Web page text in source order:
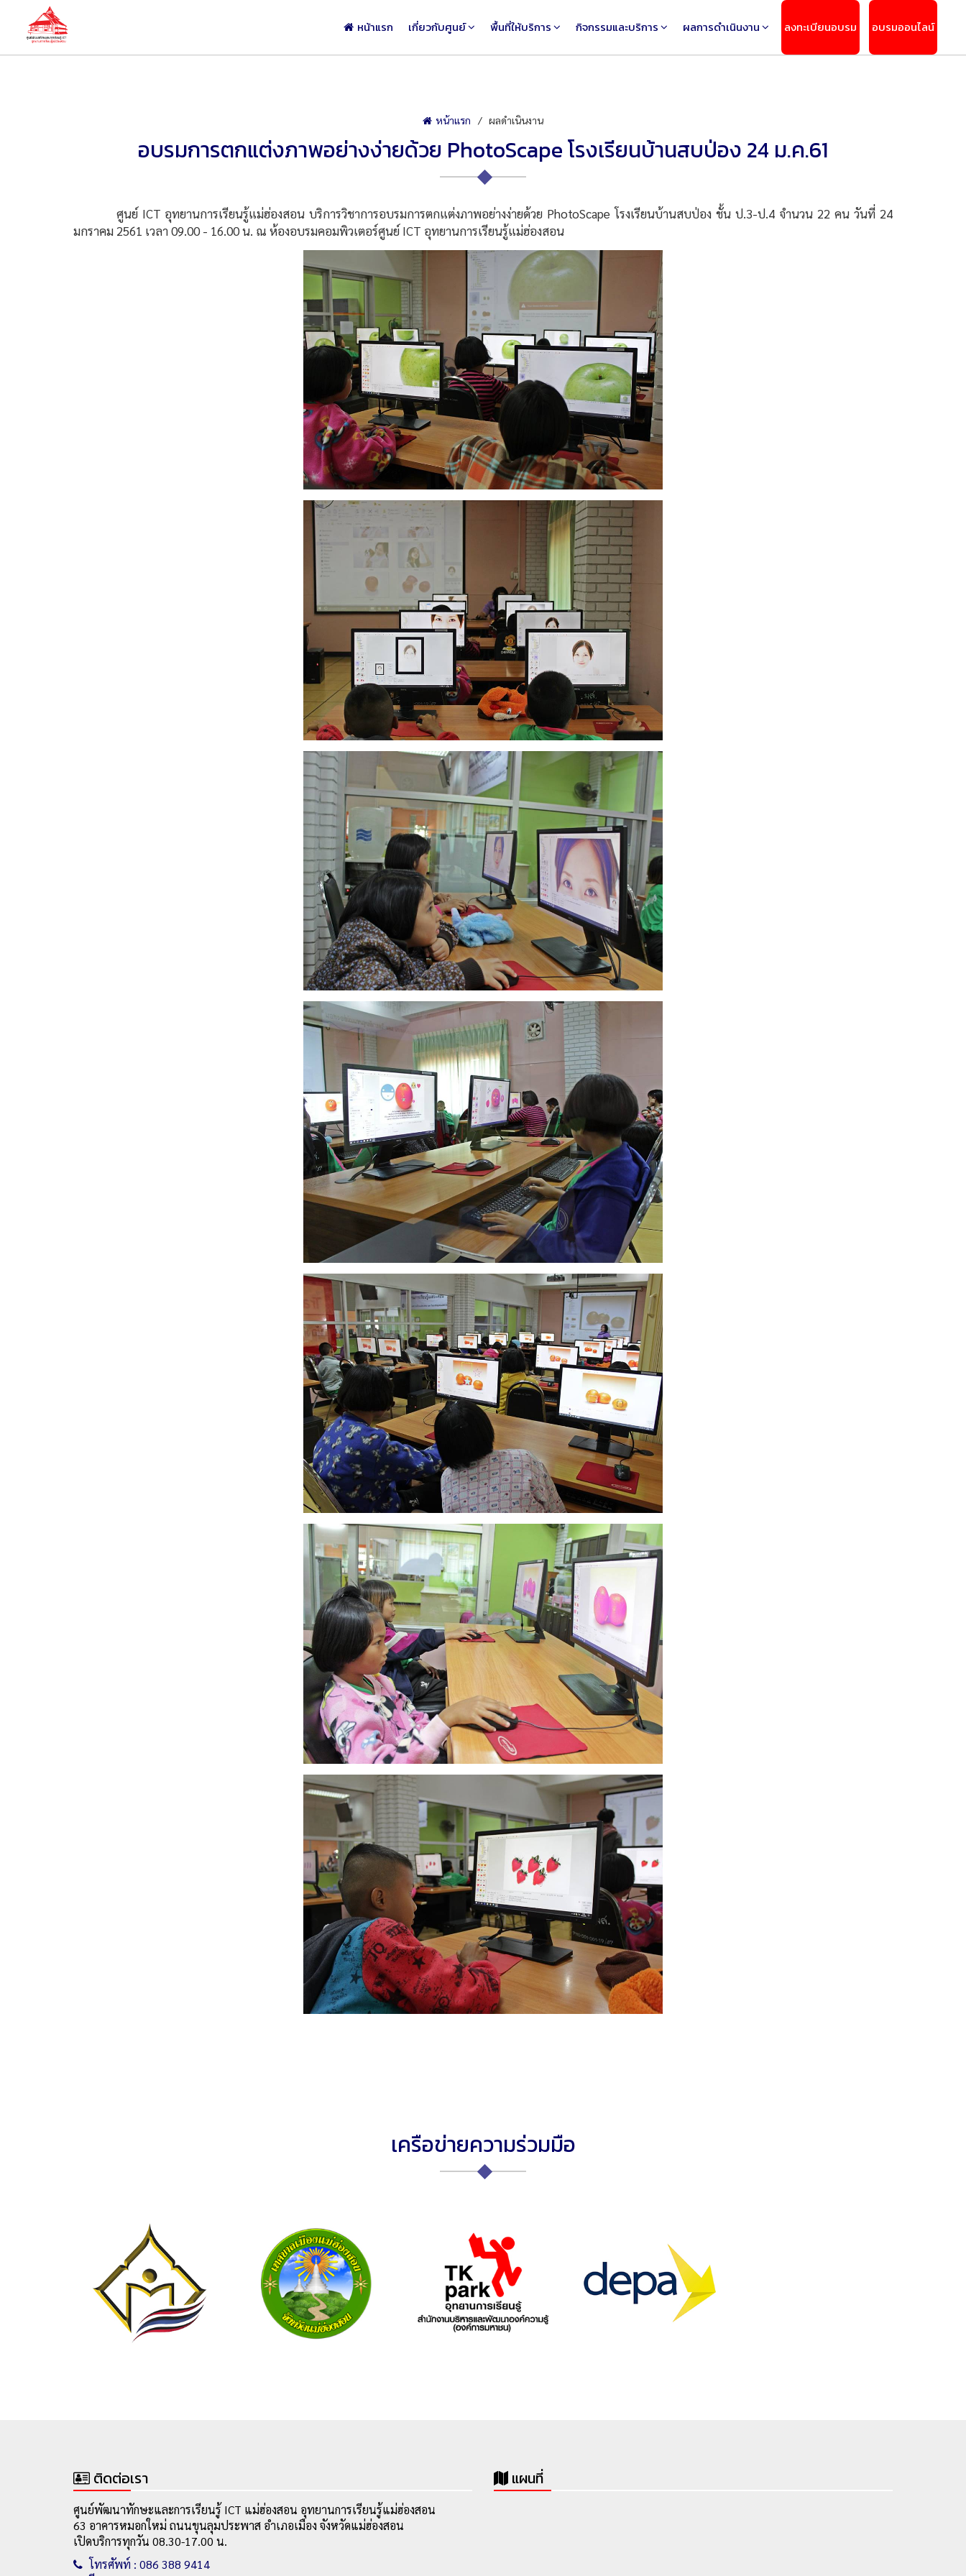
หน้าแรก เกี่ยวกับศูนย์ พื้นที่ให้บริการ กิจกรรมและบริการ ผลการดำเนินงาน ลงทะเบียนอบรม อบรมออนไลน์
หน้าแรก ผลดำเนินงาน
อบรมการตกแต่งภาพอย่างง่ายด้วย PhotoScape โรงเรียนบ้านสบป่อง 24 ม.ค.61
ศูนย์ ICT อุทยานการเรียนรู้แม่ฮ่องสอน บริการวิชาการอบรมการตกแต่งภาพอย่างง่ายด้วย PhotoScape โรงเรียนบ้านสบป่อง ชั้น ป.3-ป.4 จำนวน 22 คน วันที่ 24
มกราคม 2561 เวลา 09.00 - 16.00 น. ณ ห้องอบรมคอมพิวเตอร์ศูนย์ ICT อุทยานการเรียนรู้แม่ฮ่องสอน
เครือข่ายความร่วมมือ
ติดต่อเรา
ศูนย์พัฒนาทักษะและการเรียนรู้ ICT แม่ฮ่องสอน อุทยานการเรียนรู้แม่ฮ่องสอน
63 อาคารหมอกใหม่ ถนนขุนลุมประพาส อำเภอเมือง จังหวัดแม่ฮ่องสอน
เปิดบริการทุกวัน 08.30-17.00 น.
โทรศัพท์ : 086 388 9414
แผนที่